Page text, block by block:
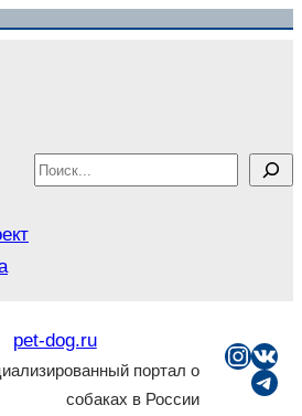
Search
pet-dog.ru
портал о
собаках в России